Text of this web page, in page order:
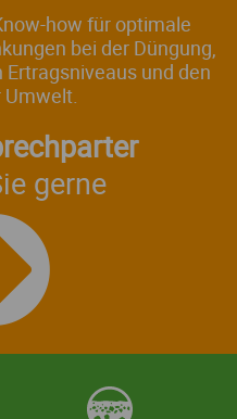
how für optimale
bei der Düngung,
und den
Umwelt.
gerne